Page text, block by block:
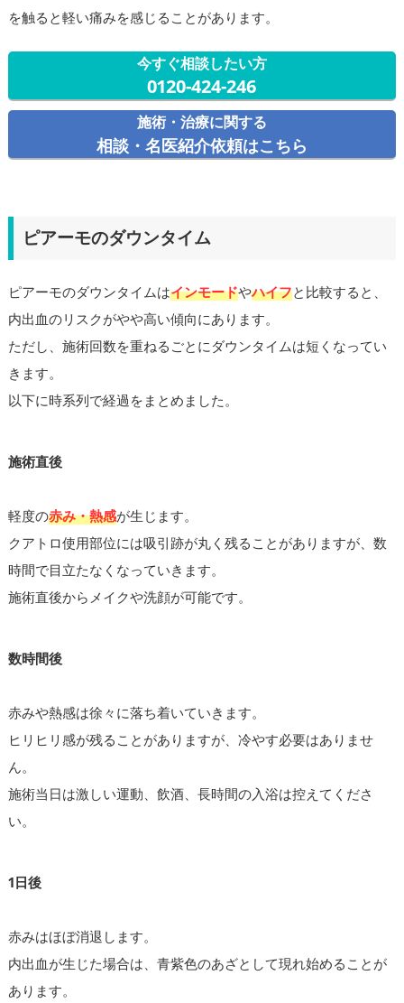
を触ると軽い痛みを感じることがあります。
今すぐ相談したい方
0120-424-246
施術・治療に関する
相談・名医紹介依頼はこちら
ピアーモのダウンタイム
ピアーモのダウンタイムはインモードやハイフと比較すると、
内出血のリスクがやや高い傾向にあります。
ただし、施術回数を重ねるごとにダウンタイムは短くなってい
きます。
以下に時系列で経過をまとめました。
施術直後
軽度の赤み・熱感が生じます。
クアトロ使用部位には吸引跡が丸く残ることがありますが、数
時間で目立たなくなっていきます。
施術直後からメイクや洗顔が可能です。
数時間後
赤みや熱感は徐々に落ち着いていきます。
ヒリヒリ感が残ることがありますが、冷やす必要はありませ
ん。
施術当日は激しい運動、飲酒、長時間の入浴は控えてくださ
い。
1日後
赤みはほぼ消退します。
内出血が生じた場合は、青紫色のあざとして現れ始めることが
あります。